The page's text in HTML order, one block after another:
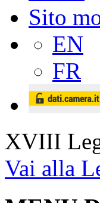
Sito
EN
FR
XVIII
Vai alla